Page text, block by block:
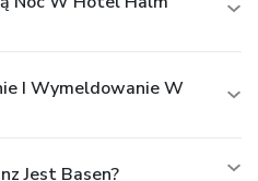
I Wymeldowanie W
Jest Basen?